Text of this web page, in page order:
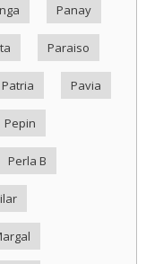
Panay
Paraiso
Patria Pavia
Pepin
Perla B